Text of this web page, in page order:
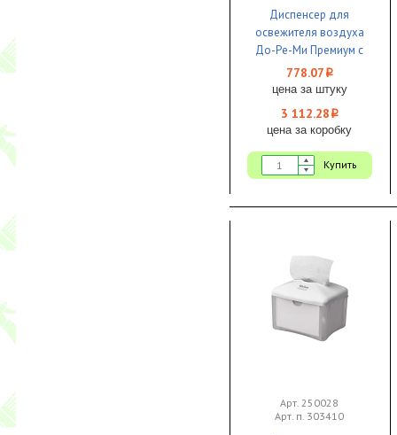
Диспенсер для
освежителя воздуха
До-Ре-Ми Премиум с
аэрозолью Гранат 1/4
778.07 i
цена за штуку
3 112.28 i
цена за коробку
Купить
Арт. 250028
Арт. п. 303410